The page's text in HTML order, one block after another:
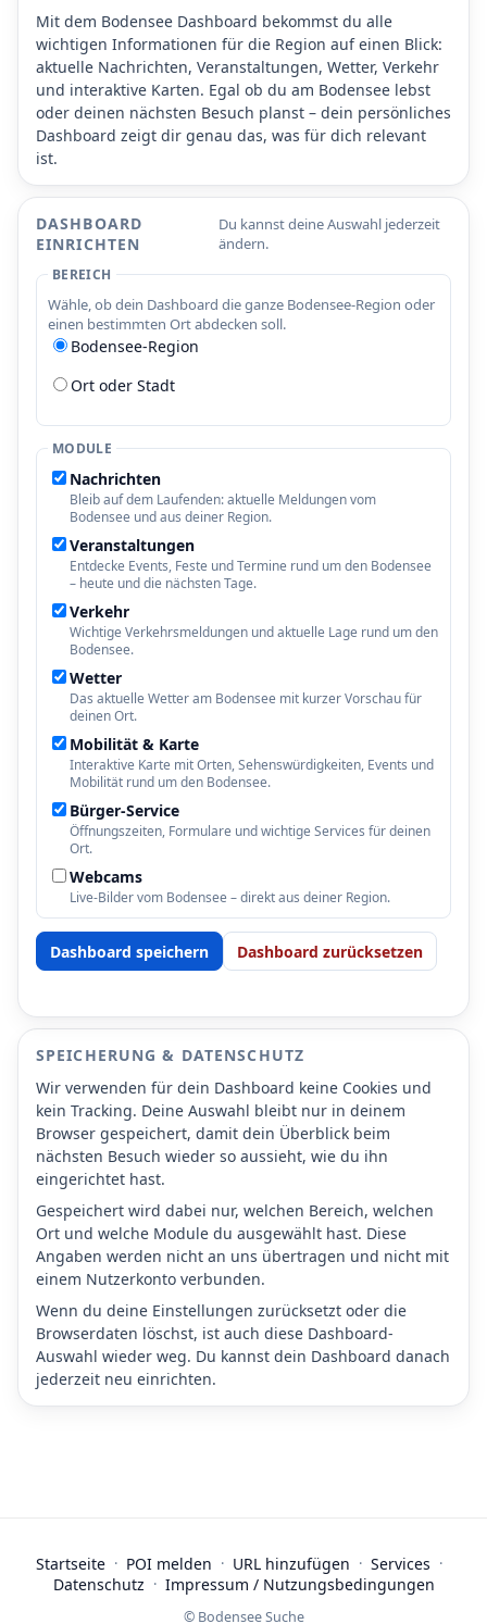
Mit dem Bodensee Dashboard bekommst du alle
wichtigen Informationen für die Region auf einen Blick:
aktuelle Nachrichten, Veranstaltungen, Wetter, Verkehr
und interaktive Karten. Egal ob du am Bodensee lebst
oder deinen nächsten Besuch planst – dein persönliches
Dashboard zeigt dir genau das, was für dich relevant
ist.
DASHBOARD
EINRICHTEN
Du kannst deine Auswahl jederzeit
ändern.
BEREICH
Wähle, ob dein Dashboard die ganze Bodensee-Region oder
einen bestimmten Ort abdecken soll.
Bodensee-Region
Ort oder Stadt
MODULE
Nachrichten
Bleib auf dem Laufenden: aktuelle Meldungen vom
Bodensee und aus deiner Region.
Veranstaltungen
Entdecke Events, Feste und Termine rund um den Bodensee
– heute und die nächsten Tage.
Verkehr
Wichtige Verkehrsmeldungen und aktuelle Lage rund um den
Bodensee.
Wetter
Das aktuelle Wetter am Bodensee mit kurzer Vorschau für
deinen Ort.
Mobilität & Karte
Interaktive Karte mit Orten, Sehenswürdigkeiten, Events und
Mobilität rund um den Bodensee.
Bürger-Service
Öffnungszeiten, Formulare und wichtige Services für deinen
Ort.
Webcams
Live-Bilder vom Bodensee – direkt aus deiner Region.
Dashboard speichern Dashboard zurücksetzen
SPEICHERUNG & DATENSCHUTZ
Wir verwenden für dein Dashboard keine Cookies und
kein Tracking. Deine Auswahl bleibt nur in deinem
Browser gespeichert, damit dein Überblick beim
nächsten Besuch wieder so aussieht, wie du ihn
eingerichtet hast.
Gespeichert wird dabei nur, welchen Bereich, welchen
Ort und welche Module du ausgewählt hast. Diese
Angaben werden nicht an uns übertragen und nicht mit
einem Nutzerkonto verbunden.
Wenn du deine Einstellungen zurücksetzt oder die
Browserdaten löschst, ist auch diese Dashboard-
Auswahl wieder weg. Du kannst dein Dashboard danach
jederzeit neu einrichten.
Startseite · POI melden · URL hinzufügen · Services ·
Datenschutz · Impressum / Nutzungsbedingungen
© Bodensee Suche